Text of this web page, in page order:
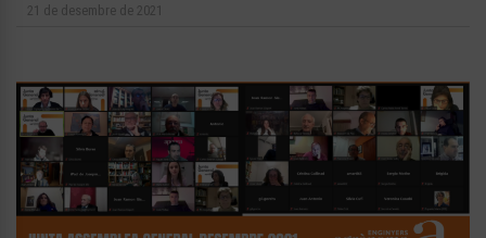
21 de desembre de 2021